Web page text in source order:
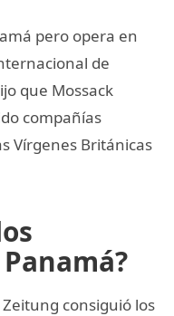
pero opera en
de
que Mossack
compañías
Vírgenes Británicas
consiguió los